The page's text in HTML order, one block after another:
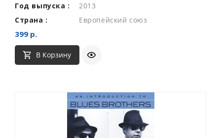
Год выпуска :
2013
Страна :
Европейский союз
399 р.
В Корзину